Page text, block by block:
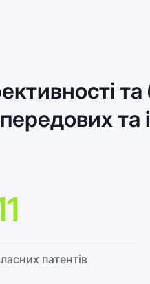
та
патентів